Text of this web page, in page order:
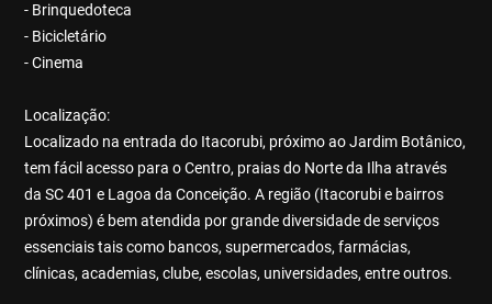
- Brinquedoteca
- Bicicletário
- Cinema
Localização:
Localizado na entrada do Itacorubi, próximo ao Jardim Botânico,
tem fácil acesso para o Centro, praias do Norte da Ilha através
da SC 401 e Lagoa da Conceição. A região (Itacorubi e bairros
próximos) é bem atendida por grande diversidade de serviços
essenciais tais como bancos, supermercados, farmácias,
clínicas, academias, clube, escolas, universidades, entre outros.